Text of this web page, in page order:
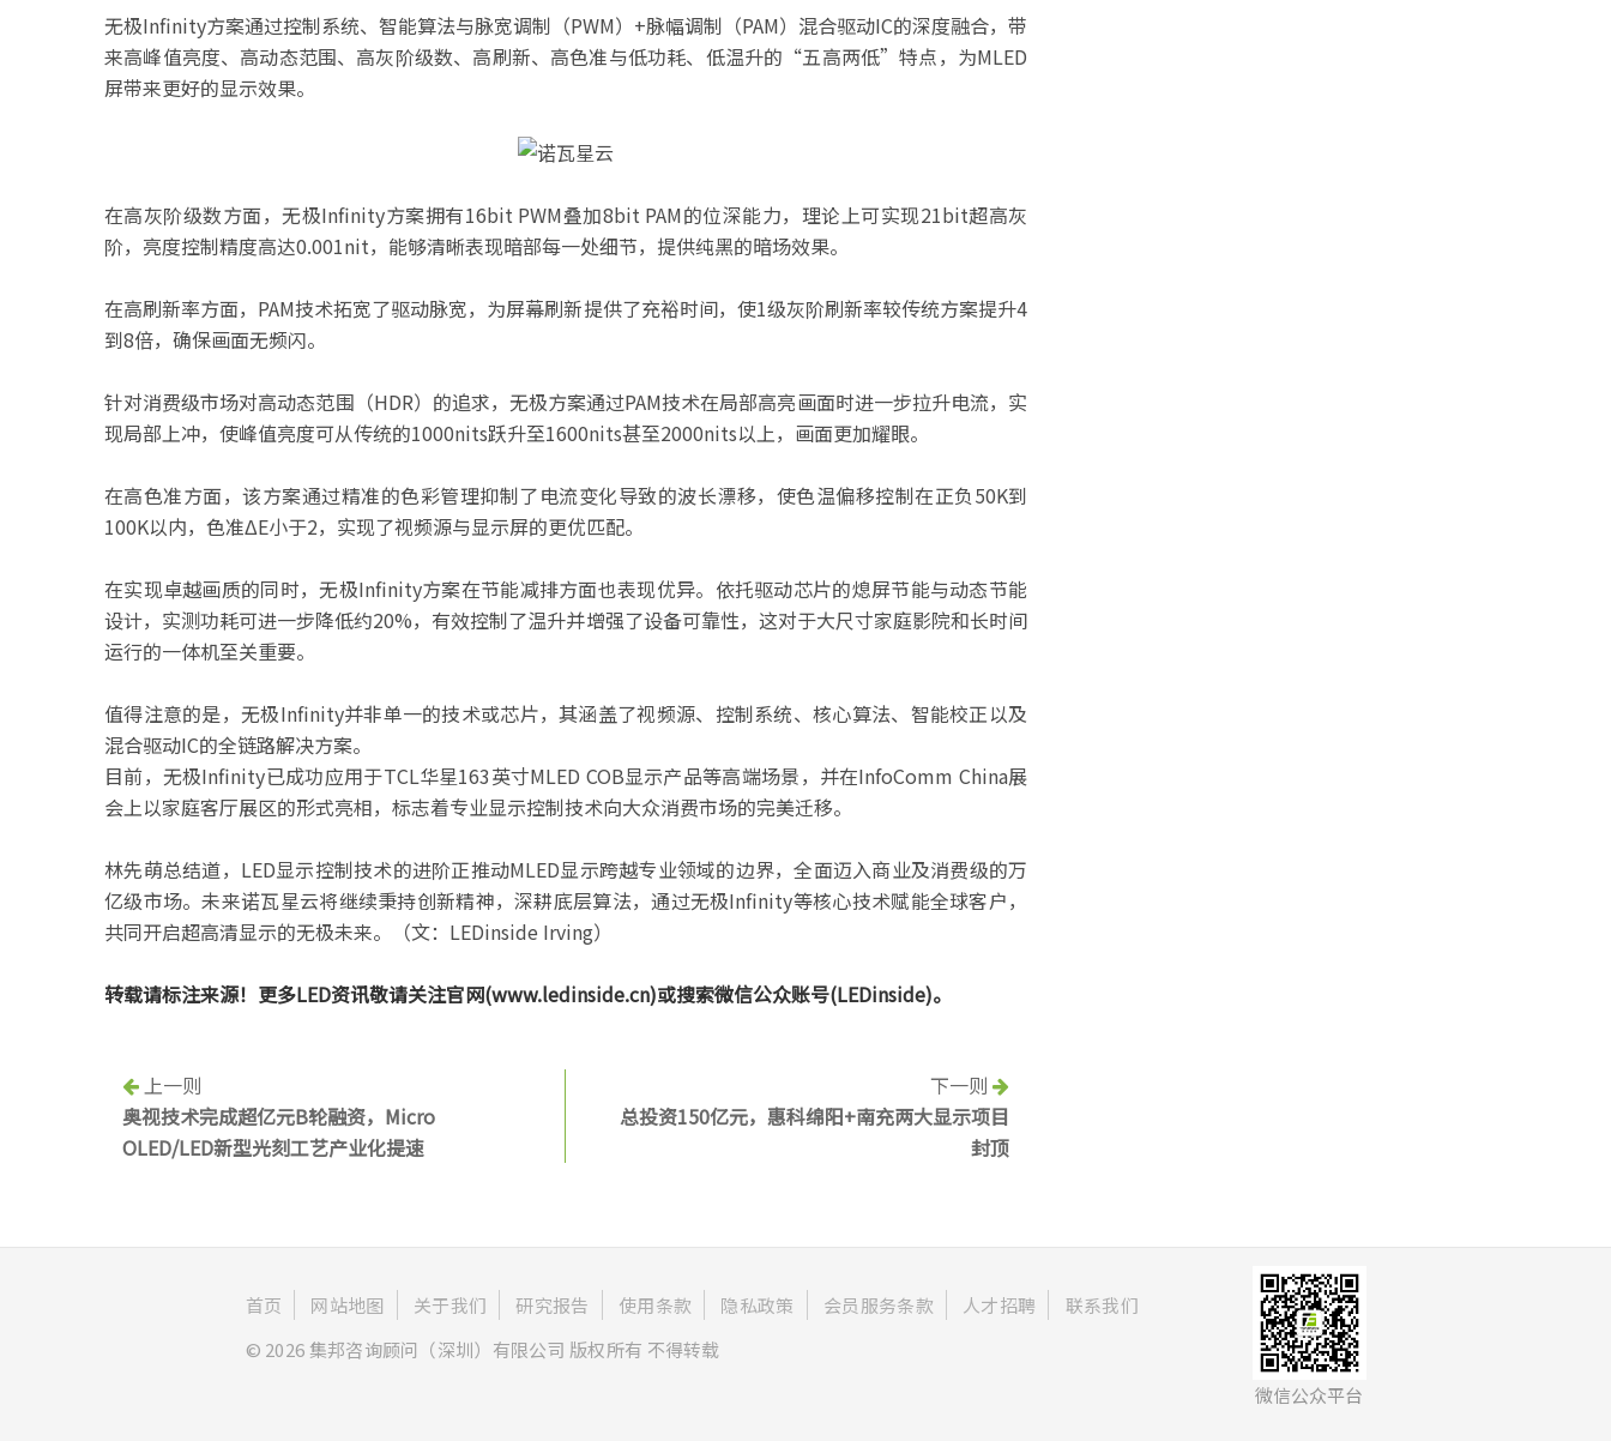
无极Infinity方案通过控制系统、智能算法与脉宽调制（PWM）+脉幅调制（PAM）混合驱动IC的深度融合，带
来高峰值亮度、高动态范围、高灰阶级数、高刷新、高色准与低功耗、低温升的“五高两低”特点，为MLED
屏带来更好的显示效果。
在高灰阶级数方面，无极Infinity方案拥有16bit PWM叠加8bit PAM的位深能力，理论上可实现21bit超高灰
阶，亮度控制精度高达0.001nit，能够清晰表现暗部每一处细节，提供纯黑的暗场效果。
在高刷新率方面，PAM技术拓宽了驱动脉宽，为屏幕刷新提供了充裕时间，使1级灰阶刷新率较传统方案提升4
到8倍，确保画面无频闪。
针对消费级市场对高动态范围（HDR）的追求，无极方案通过PAM技术在局部高亮画面时进一步拉升电流，实
现局部上冲，使峰值亮度可从传统的1000nits跃升至1600nits甚至2000nits以上，画面更加耀眼。
在高色准方面，该方案通过精准的色彩管理抑制了电流变化导致的波长漂移，使色温偏移控制在正负50K到
100K以内，色准ΔE小于2，实现了视频源与显示屏的更优匹配。
在实现卓越画质的同时，无极Infinity方案在节能减排方面也表现优异。依托驱动芯片的熄屏节能与动态节能
设计，实测功耗可进一步降低约20%，有效控制了温升并增强了设备可靠性，这对于大尺寸家庭影院和长时间
运行的一体机至关重要。
值得注意的是，无极Infinity并非单一的技术或芯片，其涵盖了视频源、控制系统、核心算法、智能校正以及
混合驱动IC的全链路解决方案。
目前，无极Infinity已成功应用于TCL华星163英寸MLED COB显示产品等高端场景，并在InfoComm China展
会上以家庭客厅展区的形式亮相，标志着专业显示控制技术向大众消费市场的完美迁移。
林先萌总结道，LED显示控制技术的进阶正推动MLED显示跨越专业领域的边界，全面迈入商业及消费级的万
亿级市场。未来诺瓦星云将继续秉持创新精神，深耕底层算法，通过无极Infinity等核心技术赋能全球客户，
共同开启超高清显示的无极未来。（文：LEDinside Irving）
转载请标注来源！更多LED资讯敬请关注官网(www.ledinside.cn)或搜索微信公众账号(LEDinside)。
上一则
奥视技术完成超亿元B轮融资，Micro
OLED/LED新型光刻工艺产业化提速
下一则
总投资150亿元，惠科绵阳+南充两大显示项目
封顶
首页 网站地图 关于我们 研究报告 使用条款 隐私政策 会员服务条款 人才招聘
联系我们
© 2026 集邦咨询顾问（深圳）有限公司 版权所有 不得转载
微信公众平台